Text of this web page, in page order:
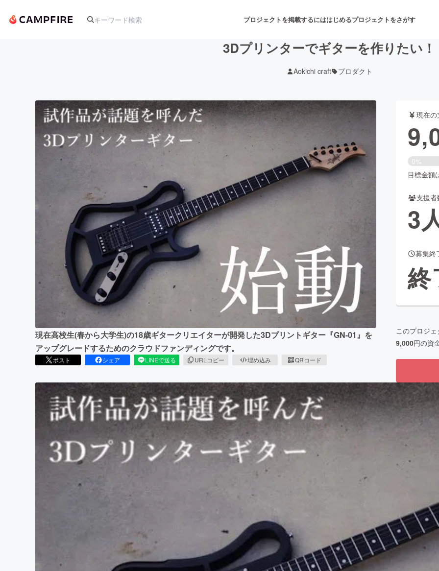
プロジェクトを掲載するにははじめるプロジェクトをさがす
アート・写真 音楽 舞台・パフォーマンス
テクノロジー・ガジェット ゲーム・サービス開発 フード・飲食店
書籍・雑誌出版
ビジネス・起業 チャレンジ ビューティー・ヘルスケ
まちづくり・地域活性化
CAMPFIRE for Social Good
CAMPFIRE Creation
CAMPFIREふるさと納税 machi-ya コミュニティ
3Dプリンターでギターを作りたい！
Aokichi craft プロダクト
現在高校生(春から大学生)の18歳ギタークリエイターが開発した3Dプリントギター『GN-01』を
アップグレードするためのクラウドファンディングです。
ポスト シェア LINEで送る URLコピー 埋め込み QRコード
現在
0%
目標金額
支援者
3
募集終
終
このプロジ
9,000円の資